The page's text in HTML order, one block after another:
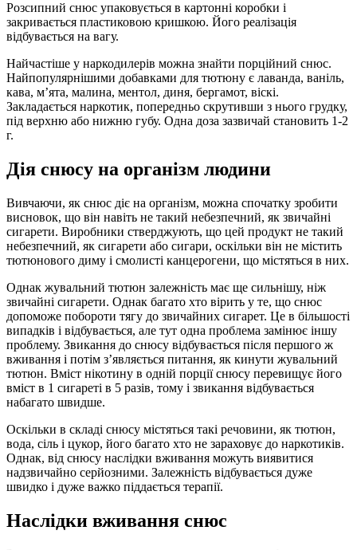
Розсипний снюс упаковується в картонні коробки і
закривається пластиковою кришкою. Його реалізація
відбувається на вагу.
Найчастіше у наркодилерів можна знайти порційний снюс.
Найпопулярнішими добавками для тютюну є лаванда, ваніль,
кава, м’ята, малина, ментол, диня, бергамот, віскі.
Закладається наркотик, попередньо скрутивши з нього грудку,
під верхню або нижню губу. Одна доза зазвичай становить 1-2
г.
Дія снюсу на організм людини
Вивчаючи, як снюс діє на організм, можна спочатку зробити
висновок, що він навіть не такий небезпечний, як звичайні
сигарети. Виробники стверджують, що цей продукт не такий
небезпечний, як сигарети або сигари, оскільки він не містить
тютюнового диму і смолисті канцерогени, що містяться в них.
Однак жувальний тютюн залежність має ще сильнішу, ніж
звичайні сигарети. Однак багато хто вірить у те, що снюс
допоможе побороти тягу до звичайних сигарет. Це в більшості
випадків і відбувається, але тут одна проблема замінює іншу
проблему. Звикання до снюсу відбувається після першого ж
вживання і потім з’являється питання, як кинути жувальний
тютюн. Вміст нікотину в одній порції снюсу перевищує його
вміст в 1 сигареті в 5 разів, тому і звикання відбувається
набагато швидше.
Оскільки в складі снюсу містяться такі речовини, як тютюн,
вода, сіль і цукор, його багато хто не зараховує до наркотиків.
Однак, від снюсу наслідки вживання можуть виявитися
надзвичайно серйозними. Залежність відбувається дуже
швидко і дуже важко піддається терапії.
Наслідки вживання снюс